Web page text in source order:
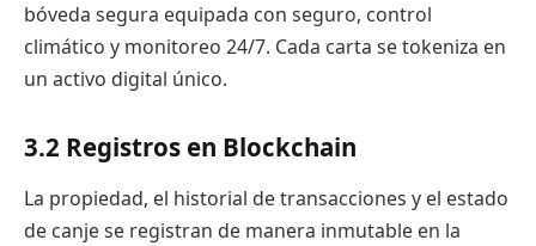
bóveda segura equipada con seguro, control
climático y monitoreo 24/7. Cada carta se tokeniza en
un activo digital único.
3.2 Registros en Blockchain
La propiedad, el historial de transacciones y el estado
de canje se registran de manera inmutable en la